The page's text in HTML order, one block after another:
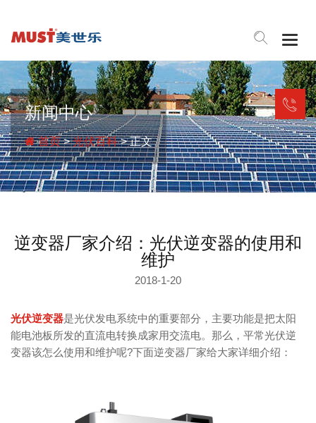
新闻中心
首页>光伏百科> 正文
逆变器厂家介绍：光伏逆变器的使用和
维护
2018-1-20
光伏逆变器是光伏发电系统中的重要部分，主要功能是把太阳
能电池板所发的直流电转换成家用交流电。那么，平常光伏逆
变器该怎么使用和维护呢?下面逆变器厂家给大家详细介绍：